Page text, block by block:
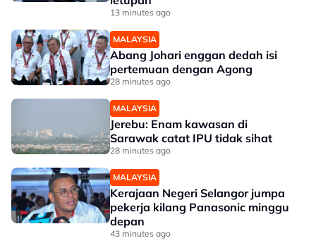
13 minutes ago
MALAYSIA
Abang Johari enggan dedah isi
pertemuan dengan Agong
28 minutes ago
MALAYSIA
Jerebu: Enam kawasan di
Sarawak catat IPU tidak sihat
28 minutes ago
MALAYSIA
Kerajaan Negeri Selangor jumpa
pekerja kilang Panasonic minggu
depan
43 minutes ago